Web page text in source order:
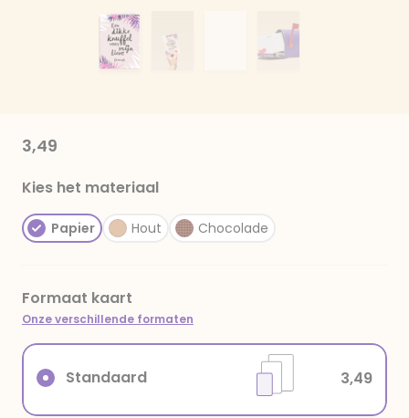
3,49
Kies het materiaal
Papier Hout Chocolade
Formaat kaart
Onze verschillende formaten
Standaard 3,49